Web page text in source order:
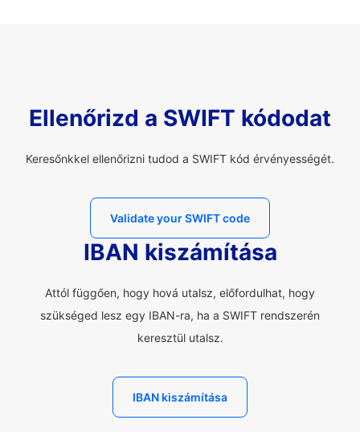
Ellenőrizd a SWIFT kódodat
Keresőnkkel ellenőrizni tudod a SWIFT kód érvényességét.
Validate your SWIFT code
IBAN kiszámítása
Attól függően, hogy hová utalsz, előfordulhat, hogy
szükséged lesz egy IBAN-ra, ha a SWIFT rendszerén
keresztül utalsz.
IBAN kiszámítása